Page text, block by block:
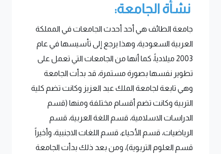
نشأة الجامعة:
جامعة الطائف هي أحد أحدث الجامعات في المملكة
العربية السعودية، وهذا يرجع إلى تأسيسها في عام
2003 ميلادياً، كما أنها من الجامعات التي تعمل على
تطوير نفسها بصورة مستمرة، قد بدأت الجامعة
وهي تابعة لجامعة الملك عبد العزيز وكانت تضم كلية
التربية وكانت تضم أقسام مختلفة ومنها (قسم
الدراسات الاسلامية، قسم اللغة العربية، قسم
الرياضيات، قسم الأحياء، قسم اللغات الاجنبية، وأخيراً
قسم العلوم التربوية)، ومن بعد ذلك بدأت الجامعة